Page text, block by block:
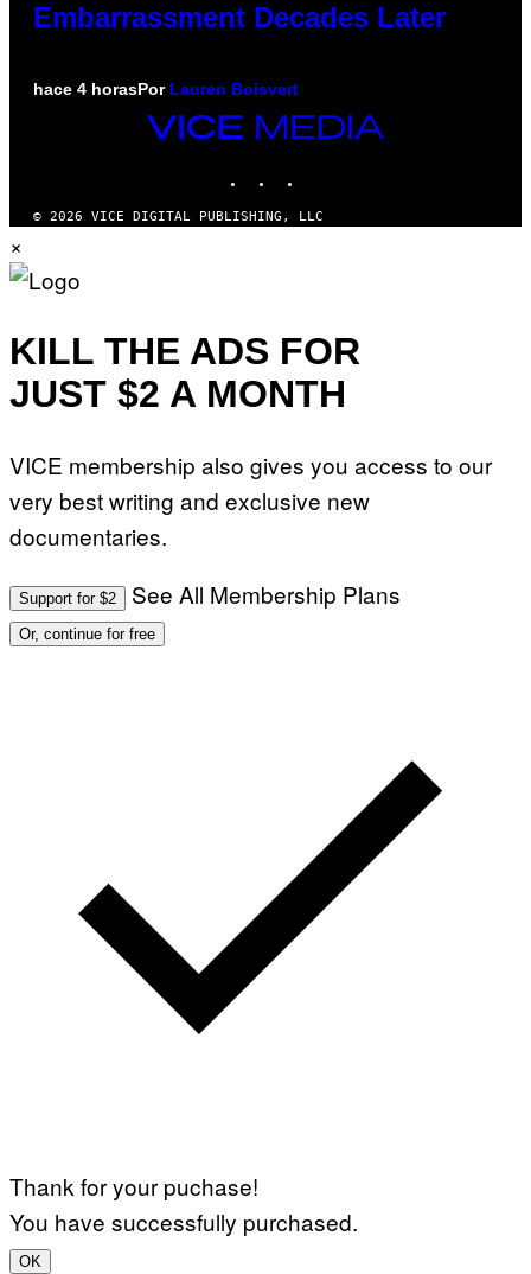
Embarrassment Decades Later
hace 4 horasPor Lauren Boisvert
VICE
© 2026 VICE DIGITAL PUBLISHING, LLC
×
KILL THE ADS FOR
JUST $2 A MONTH
VICE membership also gives you access to our
very best writing and exclusive new
documentaries.
Support for $2 See All Membership Plans
Or, continue for free
Thank for your puchase!
You have successfully purchased.
OK